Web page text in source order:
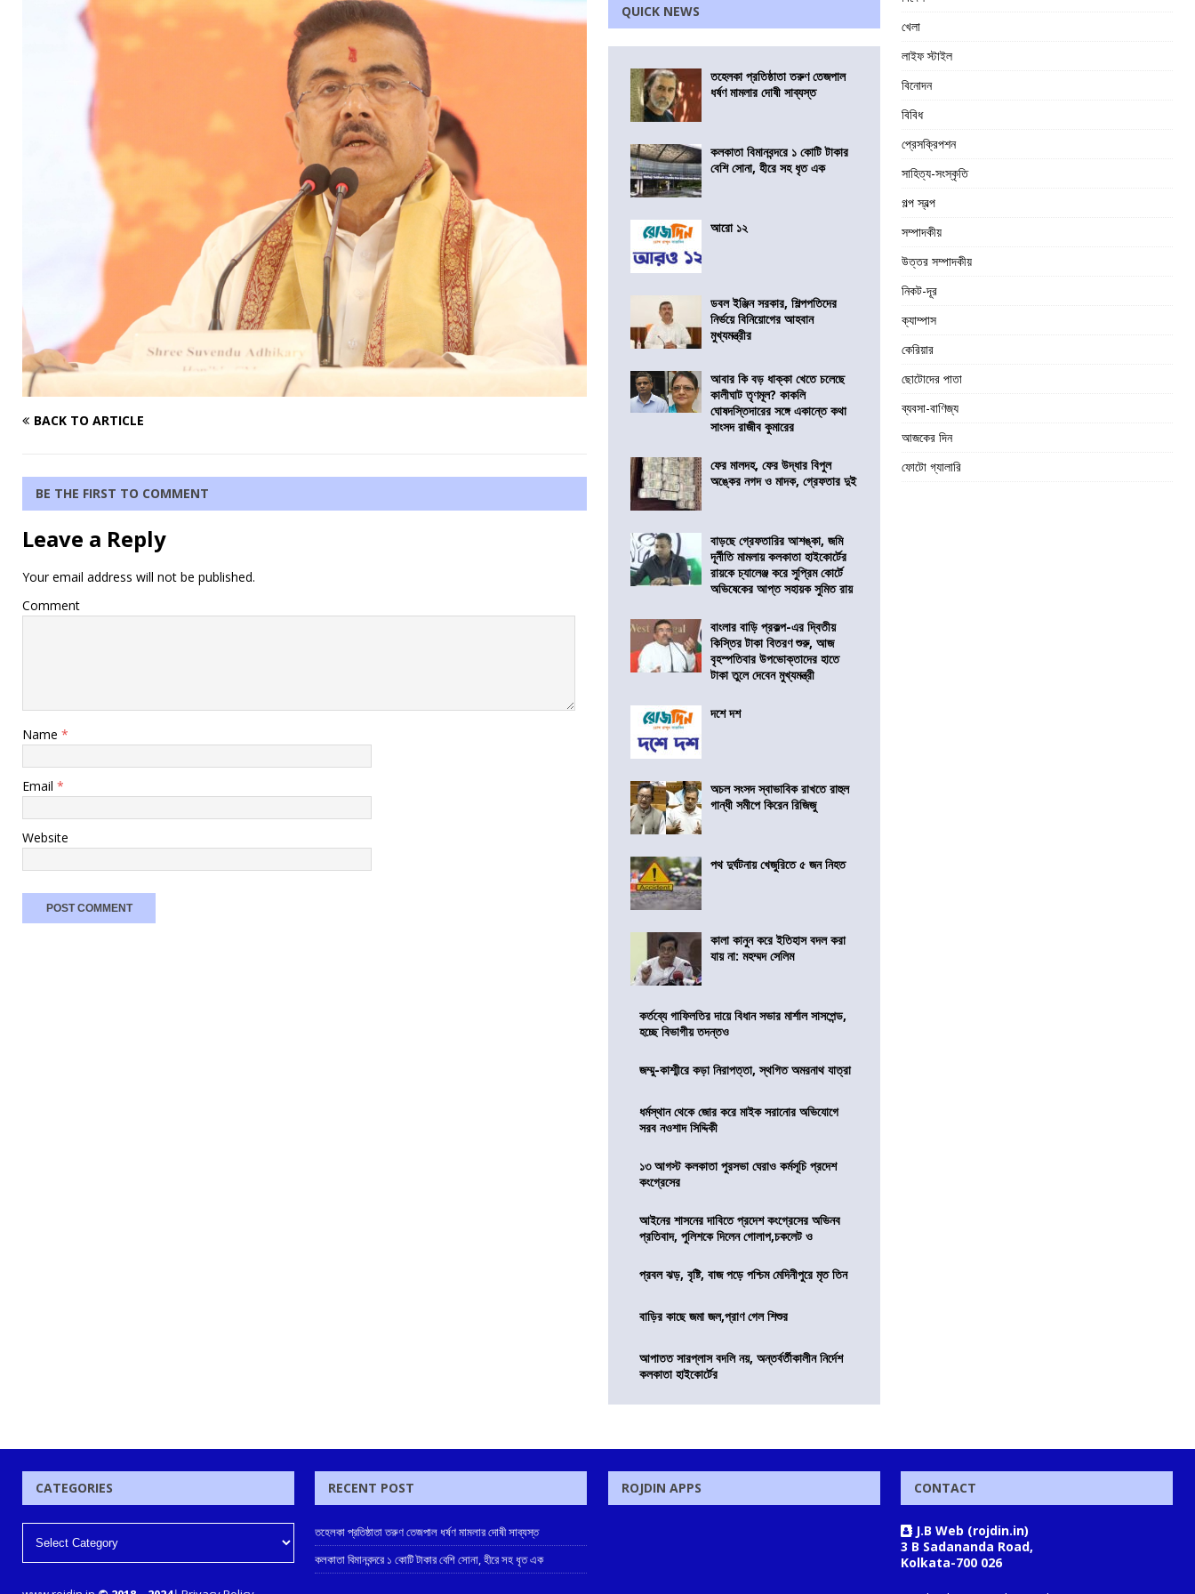
BACK TO ARTICLE
BE THE FIRST TO COMMENT
Leave a Reply
Your email address will not be published.
Comment
Name *
Email *
Website
QUICK NEWS
তহেলকা প্রতিষ্ঠাতা তরুণ তেজপাল
ধর্ষণ মামলার দোষী সাব্যস্ত
কলকাতা বিমানবন্দরে ১ কোটি টাকার
বেশি সোনা, হীরে সহ ধৃত এক
আরো ১২
ডবল ইঞ্জিন সরকার, শিল্পপতিদের
নির্ভয়ে বিনিয়োগের আহবান
মুখ্যমন্ত্রীর
আবার কি বড় ধাক্কা খেতে চলেছে
কালীঘাট তৃণমূল? কাকলি
ঘোষদস্তিদারের সঙ্গে একান্তে কথা
সাংসদ রাজীব কুমারের
ফের মালদহ, ফের উদ্ধার বিপুল
অঙ্কের নগদ ও মাদক, গ্রেফতার দুই
বাড়ছে গ্রেফতারির আশঙ্কা, জমি
দূর্নীতি মামলায় কলকাতা হাইকোর্টের
রায়কে চ্যালেঞ্জ করে সুপ্রিম কোর্টে
অভিষেকের আপ্ত সহায়ক সুমিত রায়
বাংলার বাড়ি প্রকল্প-এর দ্বিতীয়
কিস্তির টাকা বিতরণ শুরু, আজ
বৃহস্পতিবার উপভোক্তাদের হাতে
টাকা তুলে দেবেন মুখ্যমন্ত্রী
দশে দশ
অচল সংসদ স্বাভাবিক রাখতে রাহুল
গান্ধী সমীপে কিরেন রিজিজু
পথ দুর্ঘটনায় খেজুরিতে ৫ জন নিহত
কালা কানুন করে ইতিহাস বদল করা
যায় না: মহম্মদ সেলিম
কর্তব্যে গাফিলতির দায়ে বিধান সভার মার্শাল সাসপেন্ড,
হচ্ছে বিভাগীয় তদন্তও
জম্মু-কাশ্মীরে কড়া নিরাপত্তা, স্থগিত অমরনাথ যাত্রা
ধর্মস্থান থেকে জোর করে মাইক সরানোর অভিযোগে
সরব নওশাদ সিদ্দিকী
১৩ আগস্ট কলকাতা পুরসভা ঘেরাও কর্মসূচি প্রদেশ
কংগ্রেসের
আইনের শাসনের দাবিতে প্রদেশ কংগ্রেসের অভিনব
প্রতিবাদ, পুলিশকে দিলেন গোলাপ,চকলেট ও
প্রবল ঝড়, বৃষ্টি, বাজ পড়ে পশ্চিম মেদিনীপুরে মৃত তিন
বাড়ির কাছে জমা জল,প্রাণ গেল শিশুর
আপাতত সারপ্লাস বদলি নয়, অন্তর্বর্তীকালীন নির্দেশ
কলকাতা হাইকোর্টের
খেলা
লাইফ স্টাইল
বিনোদন
বিবিধ
প্রেসক্রিপশন
সাহিত্য-সংস্কৃতি
গল্প স্বল্প
সম্পাদকীয়
উত্তর সম্পাদকীয়
নিকট-দূর
ক্যাম্পাস
কেরিয়ার
ছোটোদের পাতা
ব্যবসা-বাণিজ্য
আজকের দিন
ফোটো গ্যালারি
CATEGORIES RECENT POST
তহেলকা প্রতিষ্ঠাতা তরুণ তেজপাল ধর্ষণ মামলার দোষী সাব্যস্ত
কলকাতা বিমানবন্দরে ১ কোটি টাকার বেশি সোনা, হীরে সহ ধৃত এক
ROJDIN APPS CONTACT
J.B Web (rojdin.in)
3 B Sadananda Road,
Kolkata-700 026